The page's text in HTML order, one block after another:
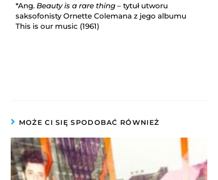
*Ang. Beauty is a rare thing – tytuł utworu
saksofonisty Ornette Colemana z jego albumu
This is our music (1961)
MOŻE CI SIĘ SPODOBAĆ RÓWNIEŻ